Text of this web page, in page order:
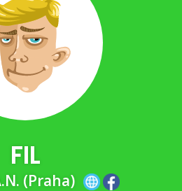
FIL
(Praha)